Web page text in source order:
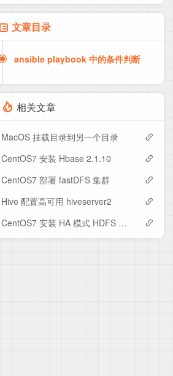
文章目录
ansible playbook 中的条件判断
相关文章
MacOS 挂载目录到另一个目录
CentOS7 安装 Hbase 2.1.10
CentOS7 部署 fastDFS 集群
Hive 配置高可用 hiveserver2
CentOS7 安装 HA 模式 HDFS 集群（yarn 版）